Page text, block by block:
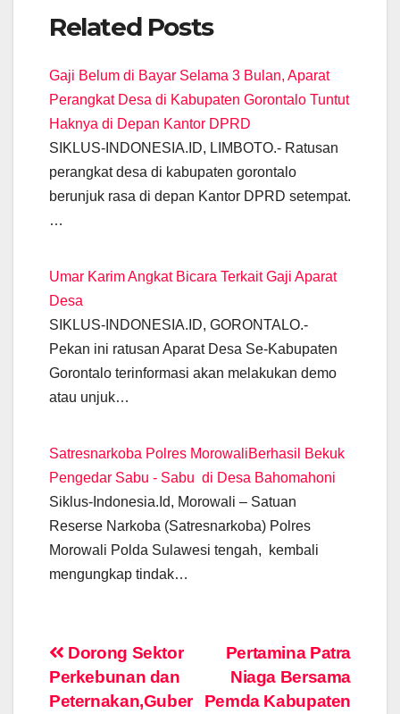
c
e
b
o
o
k
at
s
A
p
p
e
a
m
ail
er e
n
er
dI Li
k
Related Posts
Gaji Belum di Bayar Selama 3 Bulan, Aparat
Perangkat Desa di Kabupaten Gorontalo Tuntut
Haknya di Depan Kantor DPRD
SIKLUS-INDONESIA.ID, LIMBOTO.- Ratusan
perangkat desa di kabupaten gorontalo
berunjuk rasa di depan Kantor DPRD setempat.
…
Umar Karim Angkat Bicara Terkait Gaji Aparat
Desa
SIKLUS-INDONESIA.ID, GORONTALO.-
Pekan ini ratusan Aparat Desa Se-Kabupaten
Gorontalo terinformasi akan melakukan demo
atau unjuk…
Satresnarkoba Polres MorowaliBerhasil Bekuk
Pengedar Sabu - Sabu di Desa Bahomahoni
Siklus-Indonesia.Id, Morowali – Satuan
Reserse Narkoba (Satresnarkoba) Polres
Morowali Polda Sulawesi tengah, kembali
mengungkap tindak…
Post
navigation
Pertamina Patra
Niaga Bersama
Pemda Kabupaten
Dorong Sektor
Perkebunan dan
Peternakan,Guber